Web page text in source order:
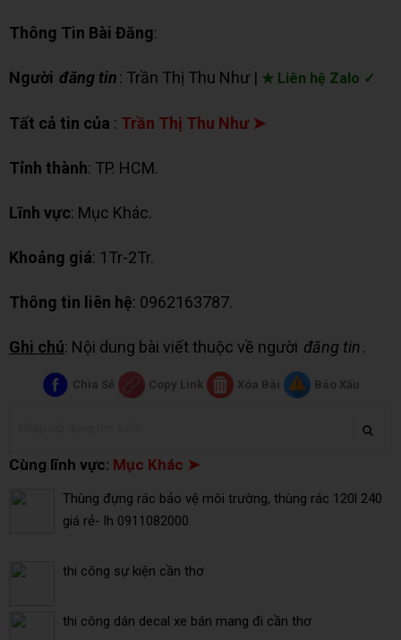
Thông Tin Bài Đăng:
Người đăng tin: Trần Thị Thu Như | ★ Liên hệ Zalo ✓
Tất cả tin của : Trần Thị Thu Như ➤
Tỉnh thành: TP. HCM.
Lĩnh vực: Mục Khác.
Khoảng giá: 1Tr-2Tr.
Thông tin liên hệ: 0962163787.
Ghi chú: Nội dung bài viết thuộc về người đăng tin.
Chia Sẻ Copy Link Xóa Bài Báo Xấu
Cùng lĩnh vực: Mục Khác ➤
Thùng đựng rác bảo vệ môi trường, thùng rác 120l 240
giá rẻ- lh 0911082000
thi công sự kiện cần thơ
thi công dán decal xe bán mang đi cần thơ